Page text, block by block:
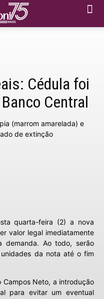
Cédula foi
Central
(marrom amarelada) e
de extinção
quarta-feira (2) a nova
valor legal imediatamente
demanda. Ao todo, serão
da nota até o fim
Campos Neto, a introdução
para evitar um eventual